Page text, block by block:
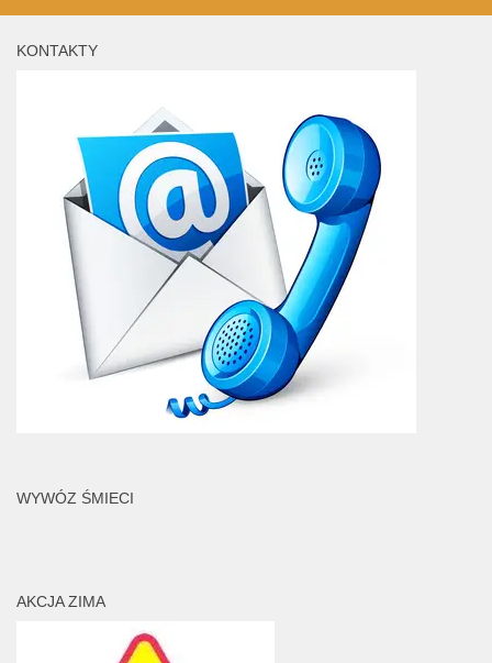
KONTAKTY
WYWÓZ ŚMIECI
AKCJA ZIMA